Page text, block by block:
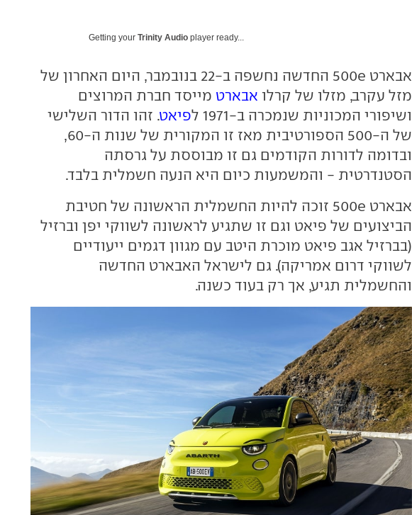
Getting yourTrinity Audio player ready...
אבארט 500e החדשה נחשפה ב-22 בנובמבר, היום האחרון של
מזל עקרב, מזלו של קרלו אבארט מייסד חברת המרוצים
ושיפורי המכוניות שנמכרה ב-1971 ל
פיאט. זהו הדור השלישי
של ה-500 הספורטיבית מאז זו המקורית של שנות ה-60,
ובדומה לדורות הקודמים גם זו מבוססת על גרסתה
הסטנדרטית - והמשמעות כיום היא הנעה חשמלית בלבד.
אבארט 500e זוכה להיות החשמלית הראשונה של חטיבת
הביצועים של פיאט וגם זו שתגיע לראשונה לשווקי יפן וברזיל
(בברזיל אגב פיאט מוכרת היטב עם מגוון דגמים ייעודיים
לשווקי דרום אמריקה). גם לישראל האבארט החדשה
והחשמלית תגיע, אך רק בעוד כשנה.